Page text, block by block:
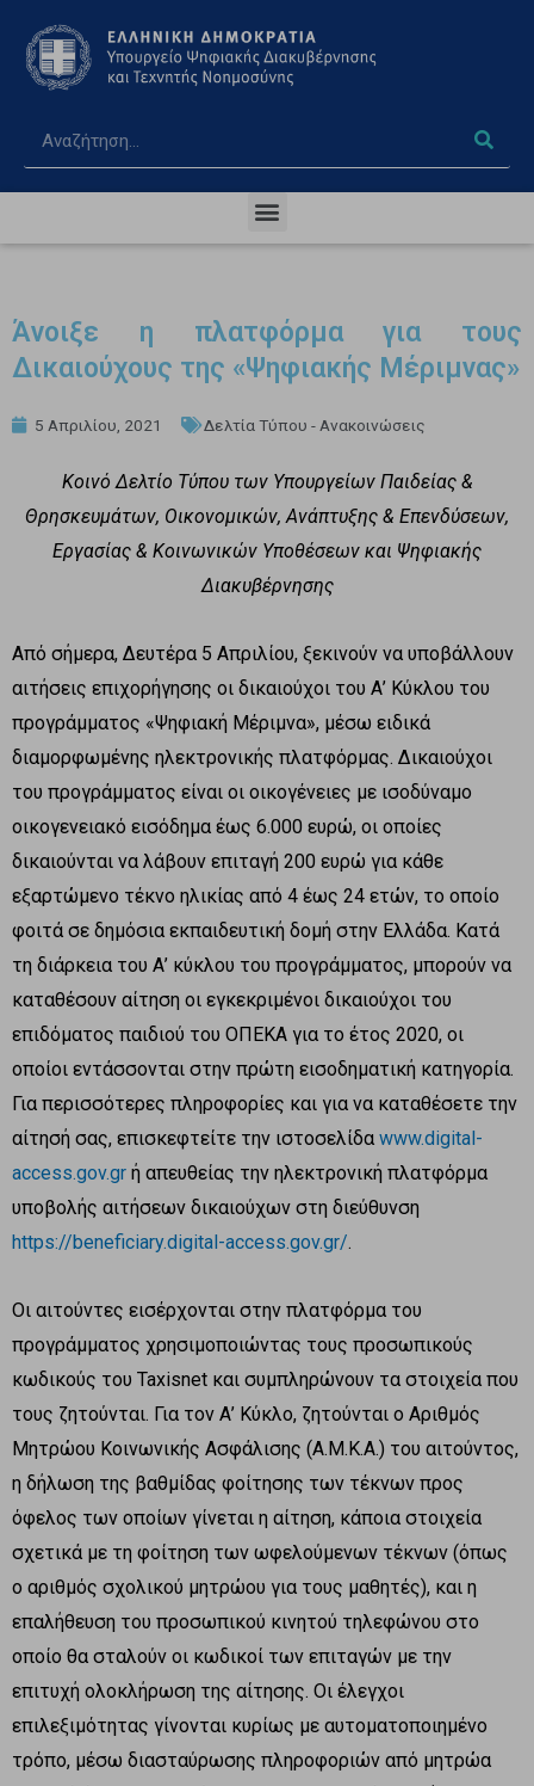
Άνοιξε η πλατφόρμα για τους
Δικαιούχους της «Ψηφιακής Μέριμνας»
5 Απριλίου, 2021 Δελτία Τύπου - Ανακοινώσεις
Κοινό Δελτίο Τύπου των Υπουργείων Παιδείας &
Θρησκευμάτων, Οικονομικών, Ανάπτυξης & Επενδύσεων,
Εργασίας & Κοινωνικών Υποθέσεων και Ψηφιακής
Διακυβέρνησης
Από σήμερα, Δευτέρα 5 Απριλίου, ξεκινούν να υποβάλλουν
αιτήσεις επιχορήγησης οι δικαιούχοι του Α’ Κύκλου του
προγράμματος «Ψηφιακή Μέριμνα», μέσω ειδικά
διαμορφωμένης ηλεκτρονικής πλατφόρμας. Δικαιούχοι
του προγράμματος είναι οι οικογένειες με ισοδύναμο
οικογενειακό εισόδημα έως 6.000 ευρώ, οι οποίες
δικαιούνται να λάβουν επιταγή 200 ευρώ για κάθε
εξαρτώμενο τέκνο ηλικίας από 4 έως 24 ετών, το οποίο
φοιτά σε δημόσια εκπαιδευτική δομή στην Ελλάδα. Κατά
τη διάρκεια του Α’ κύκλου του προγράμματος, μπορούν να
καταθέσουν αίτηση οι εγκεκριμένοι δικαιούχοι του
επιδόματος παιδιού του ΟΠΕΚΑ για το έτος 2020, οι
οποίοι εντάσσονται στην πρώτη εισοδηματική κατηγορία.
Για περισσότερες πληροφορίες και για να καταθέσετε την
αίτησή σας, επισκεφτείτε την ιστοσελίδα www.digital-
access.gov.gr ή απευθείας την ηλεκτρονική πλατφόρμα
υποβολής αιτήσεων δικαιούχων στη διεύθυνση
https://beneficiary.digital-access.gov.gr/.
Οι αιτούντες εισέρχονται στην πλατφόρμα του
προγράμματος χρησιμοποιώντας τους προσωπικούς
κωδικούς του Taxisnet και συμπληρώνουν τα στοιχεία που
τους ζητούνται. Για τον Α’ Κύκλο, ζητούνται ο Αριθμός
Μητρώου Κοινωνικής Ασφάλισης (Α.Μ.Κ.Α.) του αιτούντος,
η δήλωση της βαθμίδας φοίτησης των τέκνων προς
όφελος των οποίων γίνεται η αίτηση, κάποια στοιχεία
σχετικά με τη φοίτηση των ωφελούμενων τέκνων (όπως
ο αριθμός σχολικού μητρώου για τους μαθητές), και η
επαλήθευση του προσωπικού κινητού τηλεφώνου στο
οποίο θα σταλούν οι κωδικοί των επιταγών με την
επιτυχή ολοκλήρωση της αίτησης. Οι έλεγχοι
επιλεξιμότητας γίνονται κυρίως με αυτοματοποιημένο
τρόπο, μέσω διασταύρωσης πληροφοριών από μητρώα